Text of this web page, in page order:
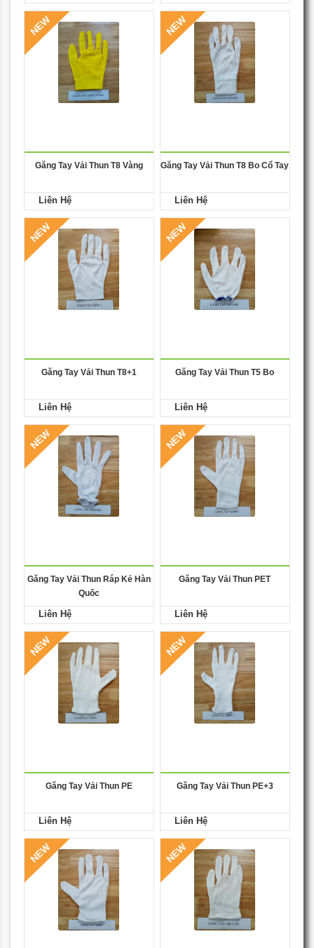
NEW
Găng Tay Vải Thun T8 Vàng
Liên Hệ
NEW
Găng Tay Vải Thun T8 Bo Cổ Tay
Liên Hệ
NEW
Găng Tay Vải Thun T8+1
Liên Hệ
NEW
Găng Tay Vải Thun T5 Bo
Liên Hệ
NEW
Găng Tay Vải Thun Ráp Kẻ Hàn
Quốc
Liên Hệ
NEW
Găng Tay Vải Thun PET
Liên Hệ
NEW
Găng Tay Vải Thun PE
Liên Hệ
NEW
Găng Tay Vải Thun PE+3
Liên Hệ
NEW NEW